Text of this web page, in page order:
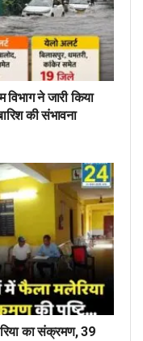
ने जारी किया
की संभावना
का संक्रमण, 39